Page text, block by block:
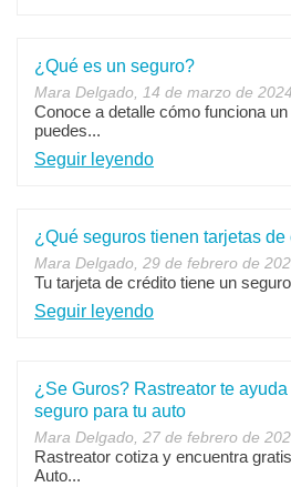
¿Qué es un seguro?
Mara Delgado, 14 de marzo de 2024
Conoce a detalle cómo funciona
puedes...
Seguir leyendo
¿Qué seguros tienen tarjetas de
Mara Delgado, 29 de febrero de
Tu tarjeta de crédito tiene un
Seguir leyendo
¿Se Guros? Rastreator te
seguro para tu auto
Mara Delgado, 27 de febrero de
Rastreator cotiza y encuentra
Auto...